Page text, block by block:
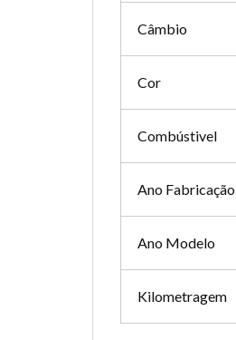
Câmbio
Cor
Combústivel
Ano Fabricação
Ano Modelo
Kilometragem